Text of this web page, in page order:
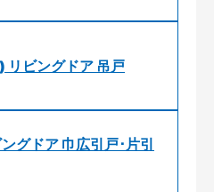
ビングドア 吊戸
グドア 巾広引戸･片引